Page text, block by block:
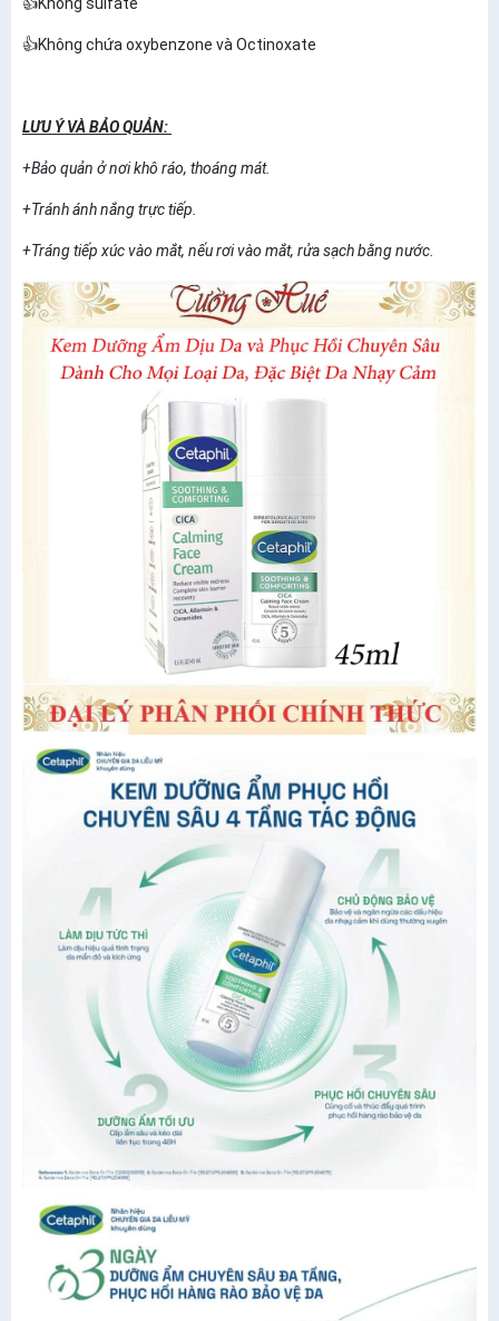
👍Không chứa oxybenzone và Octinoxate
LƯU Ý VÀ BẢO QUẢN:
+Bảo quản ở nơi khô ráo, thoáng mát.
+Tránh ánh nắng trực tiếp.
+Tráng tiếp xúc vào mắt, nếu rơi vào mắt, rửa sạch bằng nước.